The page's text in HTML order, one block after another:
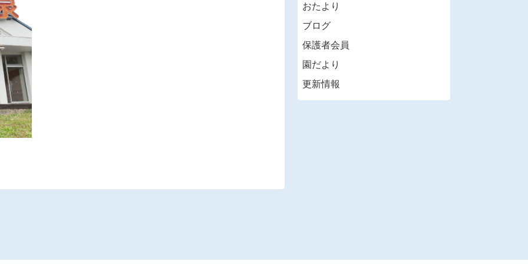
おたより
ブログ
保護者会員
園だより
更新情報